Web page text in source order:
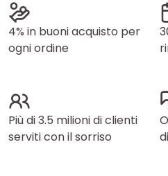
4% in buoni acquisto per
ogni ordine
Più di 3.5 milioni di clienti
serviti con il sorriso